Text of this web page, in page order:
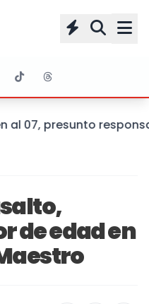
al 07, presunto
de edad en